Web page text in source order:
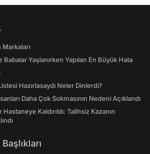
Babalar Yaşlanırken Yapılan En Büyük Hata
Hazırlasaydı Neler Dinlerdi?
Daha Çok Sokmasının Nedeni Açıklandı
Kaldırıldı: Talihsiz Kazanın